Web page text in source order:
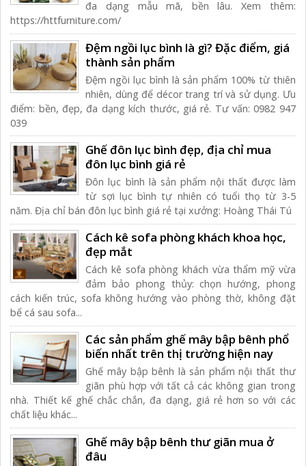
đa dạng mẫu mã, bền lâu. Xem thêm:
https://httfurniture.com/
Đệm ngồi lục bình là gì? Đặc điểm, giá
thành sản phẩm
Đệm ngồi lục bình là sản phẩm 100% từ thiên
nhiên, dùng để décor trang trí và sử dụng. Ưu
điểm: bền, đẹp, đa dạng kích thước, giá rẻ. Tư vấn: 0982 947
039
Ghế đôn lục bình đẹp, địa chỉ mua
đôn lục bình giá rẻ
Đôn lục bình là sản phẩm nội thất được làm
từ sợi lục bình tự nhiên có tuổi thọ từ 3-5
năm. Địa chỉ bán đôn lục bình giá rẻ tại xưởng: Hoàng Thái Tú
Cách kê sofa phòng khách khoa học,
đẹp mắt
Cách kê sofa phòng khách vừa thẩm mỹ vừa
đảm bảo phong thủy: chọn hướng, phong
cách kiến trúc, sofa không hướng vào phòng thờ, không đặt
bể cá sau sofa...
Các sản phẩm ghế mây bập bênh phổ
biến nhất trên thị trường hiện nay
Ghế mây bập bênh là sản phẩm nội thất thư
giãn phù hợp với tất cả các không gian trong
nhà. Thiết kế ghế chắc chắn, đa dạng, giá rẻ hơn so với các
chất liệu khác...
Ghế mây bập bênh thư giãn mua ở
đâu